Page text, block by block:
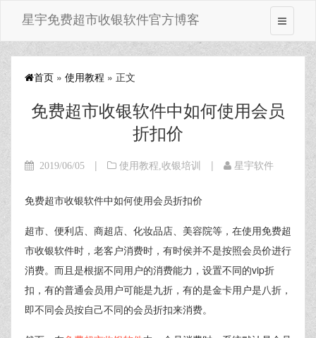
星宇免费超市收银软件官方博客
首页 » 使用教程 » 正文
免费超市收银软件中如何使用会员
折扣价
2019/06/05 | 使用教程 收银培训 | 星宇软件
免费超市收银软件中如何使用会员折扣价
超市、便利店、商超店、化妆品店、美容院等，在使用免费超
市收银软件时，老客户消费时，有时侯并不是按照会员价进行
消费。而且是根据不同用户的消费能力，设置不同的vip折
扣，有的普通会员用户可能是九折，有的是金卡用户是八折，
即不同会员按自己不同的会员折扣来消费。